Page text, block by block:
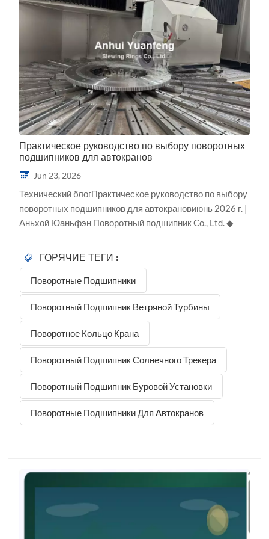
Практическое руководство по выбору поворотных
подшипников для автокранов
Jun 23, 2026
Технический блогПрактическое руководство по выбору
поворотных подшипников для автокрановиюнь 2026 г. |
Аньхой Юаньфэн Поворотный подшипник Co., Ltd. ◆
наиболее типичных применений поворотных
подшипников. Условия их эксплуатации специфичны:
периодические тяжелые нагрузки, боковые ударные
нагрузки от стрелы, пыльная и влажная среда на
открытом воздухе, а также резкое вращение после
длительных периодов простоя. Последствия
неправильного выбора — образование раковин на
дорожках качения, износ шестерен и простои на ремонт
— приводят к значительным временным и финансовым
затратам для операторов кранов.Наша компания
специализируется на производстве поворотные
подшипники для TMC Грузоподъемность от 3 до 200
тонн. Ниже представлена ​​практическая схема выб...
ГОРЯЧИЕ ТЕГИ :
Поворотные Подшипники
Поворотный Подшипник Ветряной Турбины
Поворотное Кольцо Крана
Поворотный Подшипник Солнечного Трекера
Поворотный Подшипник Буровой Установки
Поворотные Подшипники Для Автокранов